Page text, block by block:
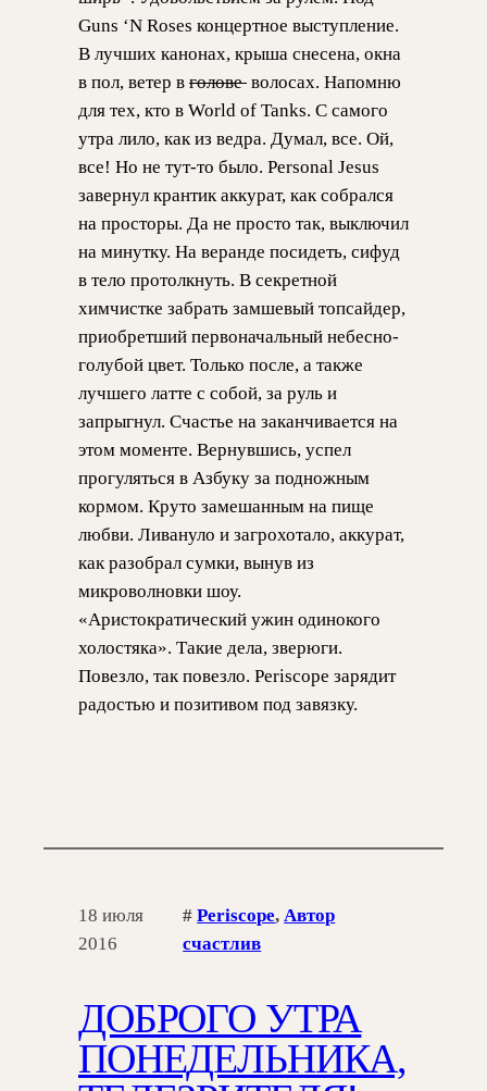
Guns ‘N Roses концертное выступление.
В лучших канонах, крыша снесена, окна
в пол, ветер в голове волосах. Напомню
для тех, кто в World of Tanks. С самого
утра лило, как из ведра. Думал, все. Ой,
все! Но не тут-то было. Personal Jesus
завернул крантик аккурат, как собрался
на просторы. Да не просто так, выключил
на минутку. На веранде посидеть, сифуд
в тело протолкнуть. В секретной
химчистке забрать замшевый топсайдер,
приобретший первоначальный небесно-
голубой цвет. Только после, а также
лучшего латте с собой, за руль и
запрыгнул. Счастье на заканчивается на
этом моменте. Вернувшись, успел
прогуляться в Азбуку за подножным
кормом. Круто замешанным на пище
любви. Ливануло и загрохотало, аккурат,
как разобрал сумки, вынув из
микроволновки шоу.
«Аристократический ужин одинокого
холостяка». Такие дела, зверюги.
Повезло, так повезло. Periscope зарядит
радостью и позитивом под завязку.
18 июля
2016
#Periscope, Автор
счастлив
ДОБРОГО УТРА
ПОНЕДЕЛЬНИКА,